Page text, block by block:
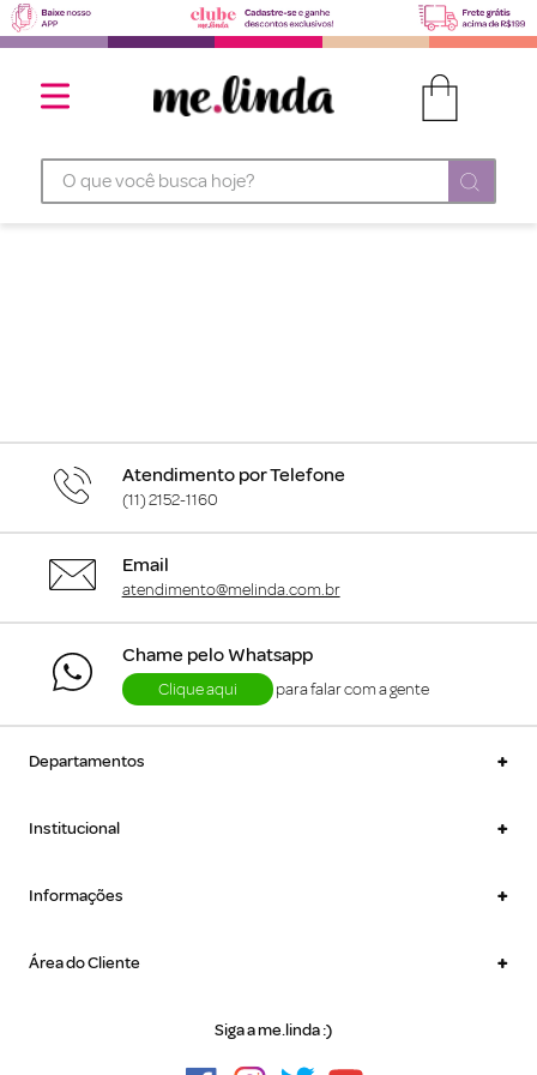
O que você busca hoje?
Atendimento por Telefone
(11) 2152-1160
Email
atendimento@melinda.com.br
Chame pelo Whatsapp
Clique aqui para falar com a gente
Departamentos +
Institucional +
Informações +
Área do Cliente +
Siga a me.linda :)